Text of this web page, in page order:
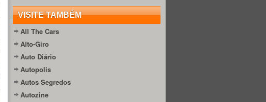
VISITE TAMBÉM
All The Cars
Alto-Giro
Auto Diário
Autopolis
Autos Segredos
Autozine